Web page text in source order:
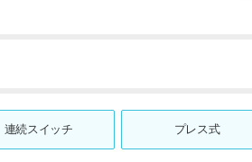
連続スイッチ プレス式